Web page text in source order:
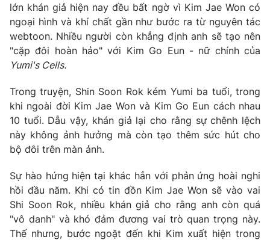
THỜI BÁO VTV
Theo dõi báo trên
Cơ quan chủ quản:Đài Truyền hình Việt Nam
Cơ quan báo chí:Thời báo VTV
Giấy phép hoạt động báo in và báo điện tử số 483/GP-BTTTT
Tổng Biên tập:
Vũ Thanh Thủy
Phó Tổng Biên tập:Nguyễn Thị Mỹ Hạnh, Phạm Quốc Thắng,
Nguyễn Trọng Ninh
Tổng đài VTV: 024.38 355 931 - 024.38 355 932
lớn khán giả hiện nay đều bất ngờ vì Kim Jae Won có
ngoại hình và khí chất gần như bước ra từ nguyên tác
webtoon. Nhiều người còn khẳng định anh sẽ tạo nên
"cặp đôi hoàn hảo" với Kim Go Eun - nữ chính của
Yumi's Cells.
Trong truyện, Shin Soon Rok kém Yumi ba tuổi, trong
khi ngoài đời Kim Jae Won và Kim Go Eun cách nhau
10 tuổi. Dẫu vậy, khán giả lại cho rằng sự chênh lệch
này không ảnh hưởng mà còn tạo thêm sức hút cho
bộ đôi trên màn ảnh.
Sự hào hứng hiện tại khác hẳn với phản ứng hoài nghi
hồi đầu năm. Khi có tin đồn Kim Jae Won sẽ vào vai
Shi Soon Rok, nhiều khán giả cho rằng anh còn quá
"vô danh" và khó đảm đương vai trò quan trọng này.
Thế nhưng, bước ngoặt đến khi Kim xuất hiện trong